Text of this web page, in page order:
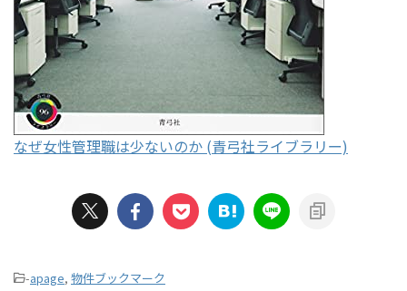
なぜ女性管理職は少ないのか (青弓社ライブラリー)
-apage, 物件ブックマーク